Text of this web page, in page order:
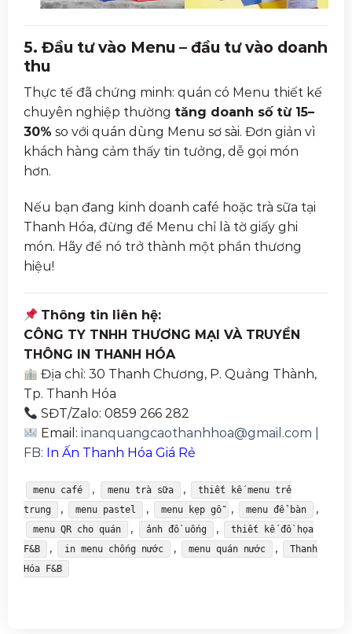
5. Đầu tư vào Menu – đầu tư vào doanh
thu
Thực tế đã chứng minh: quán có Menu thiết kế
chuyên nghiệp thường tăng doanh số từ 15–
30% so với quán dùng Menu sơ sài. Đơn giản vì
khách hàng cảm thấy tin tưởng, dễ gọi món
hơn.
Nếu bạn đang kinh doanh café hoặc trà sữa tại
Thanh Hóa, đừng để Menu chỉ là tờ giấy ghi
món. Hãy để nó trở thành một phần thương
hiệu!
Thông tin liên hệ:
CÔNG TY TNHH THƯƠNG MẠI VÀ TRUYỀN
THÔNG IN THANH HÓA
Địa chỉ: 30 Thanh Chương, P. Quảng Thành,
Tp. Thanh Hóa
SĐT/Zalo: 0859 266 282
Email:inanquangcaothanhhoa@gmail.com |
FB: In Ấn Thanh Hóa Giá Rẻ
menu café , menu trà sữa ,
thiết kế menu trẻ
trung
, menu pastel , menu kẹp gỗ , menu để bàn ,
menu QR cho quán , ảnh đồ uống ,
thiết kế đồ họa
F&B
, in menu chống nước , menu quán nước ,
Thanh
Hóa F&B